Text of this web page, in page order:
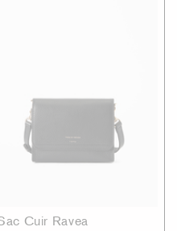
Cuir Ravea